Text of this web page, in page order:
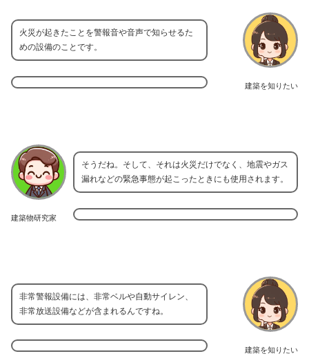
建築を知りたい
火災が起きたことを警報音や音声で知らせるた
めの設備のことです。
建築物研究家
そうだね。そして、それは火災だけでなく、地震やガス
漏れなどの緊急事態が起こったときにも使用されます。
建築を知りたい
非常警報設備には、非常ベルや自動サイレン、
非常放送設備などが含まれるんですね。